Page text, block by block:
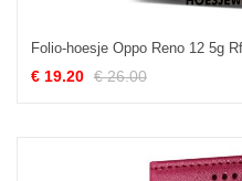
€ 19.20 € 26.00